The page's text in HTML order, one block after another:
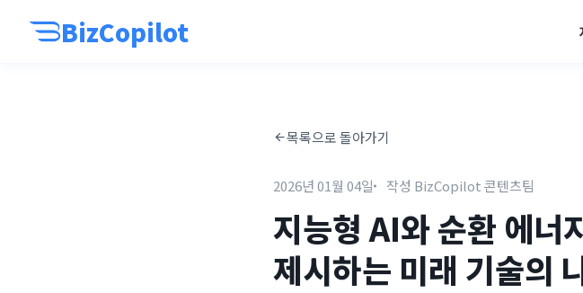
BizCopilot
목록으로 돌아가기
2026년 01월 04일 작성 BizCopilot 콘텐츠팀
지능형 AI와 순환 에
제시하는 미래 기술의